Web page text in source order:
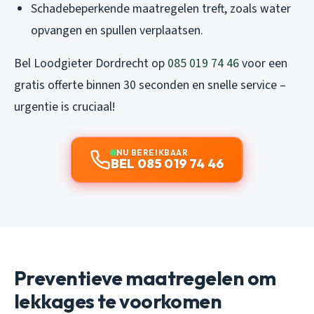
Schadebeperkende maatregelen treft, zoals water
opvangen en spullen verplaatsen.
Bel Loodgieter Dordrecht op 085 019 74 46voor een
gratis offerte binnen 30 seconden en snelle service –
urgentie is cruciaal!
NU BEREIKBAAR
BEL 085 019 74 46
Preventieve maatregelen om
lekkages te voorkomen